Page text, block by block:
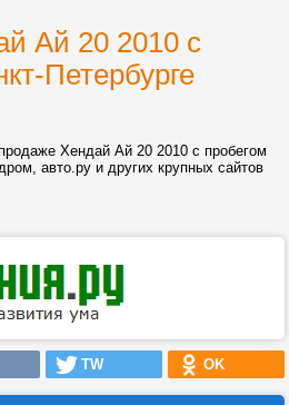
Ай 20 2010 с
Петербурге
Хендай Ай 20 2010 с пробегом
авто.ру и других крупных сайтов
TW OK